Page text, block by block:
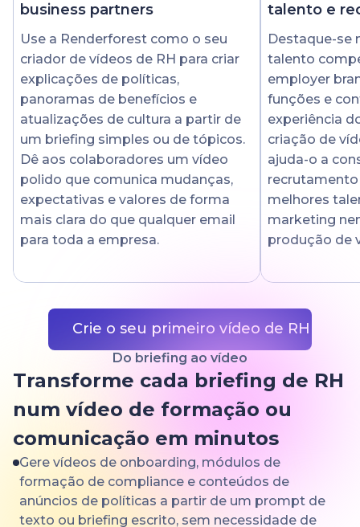
business partners
Use a Renderforest como o seu
criador de vídeos de RH para criar
explicações de políticas,
panoramas de benefícios e
atualizações de cultura a partir de
um briefing simples ou de tópicos.
Dê aos colaboradores um vídeo
polido que comunica mudanças,
expectativas e valores de forma
mais clara do que qualquer email
para toda a empresa.
talento e
Destaque-se
talento
employer
funções e
experiência
criação de
ajuda-o a
melhores
marketing
produção de
Crie o seu primeiro vídeo de RH
Do briefing ao vídeo
Transforme cada briefing de RH
num vídeo de formação ou
comunicação em minutos
Gere vídeos de onboarding, módulos de
formação de compliance e conteúdos de
anúncios de políticas a partir de um prompt de
texto ou briefing escrito, sem necessidade de